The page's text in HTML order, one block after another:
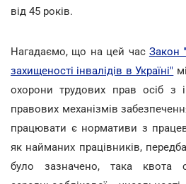
від 45 років.
Нагадаємо, що на цей час Закон
захищеності інвалідів в Україні"
охорони трудових прав осіб з
правових механізмів
працювати є нормативи з
як найманих працівників,
було зазначено, така квота